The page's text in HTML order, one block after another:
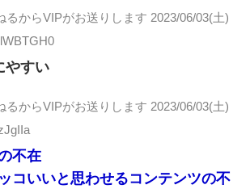
るからVIPがお送りします 2023/06/03(土)
やすい
るからVIPがお送りします 2023/06/03(土)
不在
コいいと思わせるコンテンツの不